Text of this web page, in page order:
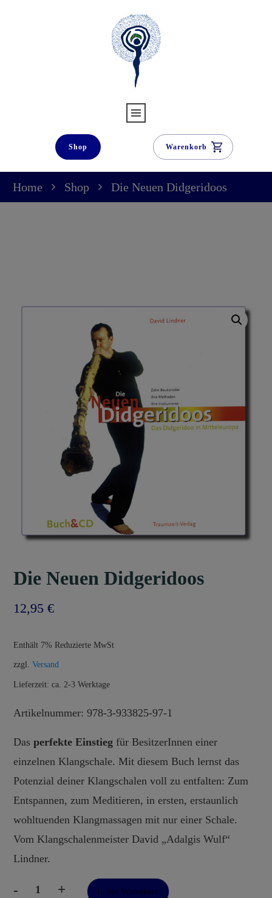
Shop Warenkorb
Home Shop Die Neuen Didgeridoos
Die Neuen Didgeridoos
12,95 €
Enthält 7% Reduzierte MwSt
zzgl. Versand
Lieferzeit: ca. 2-3 Werktage
Artikelnummer: 978-3-933825-97-1
Das perfekte Einstieg für BesitzerInnen einer
einzelnen Klangschale. Mit diesem Buch lernst das
Potenzial deiner Klangschalen voll zu entfalten: Zum
Entspannen, zum Meditieren, in ersten, erstaunlich
wohltuenden Klangmassagen mit nur einer Schale.
Vom Klangschalenmeister David „Adalgis Wulf“
Lindner.
- + In den Warenkorb